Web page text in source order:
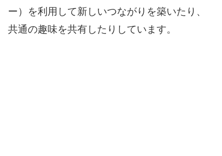
ー）を利用して新しいつながりを築いたり、
共通の趣味を共有したりしています。